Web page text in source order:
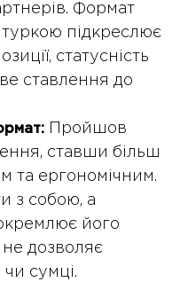
Формат
підкреслює
статусність
ставлення до
Пройшов
ставши більш
та ергономічним.
з собою, а
його
не дозволяє
чи сумці.